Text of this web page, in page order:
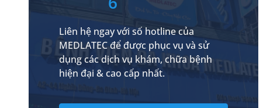
Liên hệ ngay với số hotline của
MEDLATEC để được phục vụ và sử
dụng các dịch vụ khám, chữa bệnh
hiện đại & cao cấp nhất.